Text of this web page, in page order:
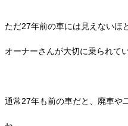
ただ27年前の車には見えないほ
オーナーさんが大切に乗られて
通常27年も前の車だと、廃車や